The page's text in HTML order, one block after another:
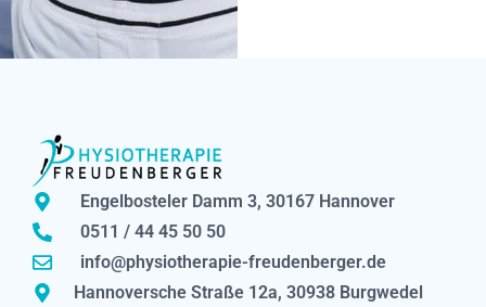
Engelbosteler Damm 3, 30167 Hannover
0511 / 44 45 50 50
info@physiotherapie-freudenberger.de
Hannoversche Straße 12a, 30938 Burgwedel